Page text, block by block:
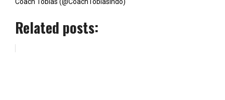
Related posts: